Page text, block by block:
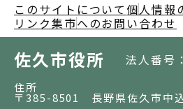
このサイトについて 個人情報
リンク集市へのお問い合わせ
佐久市役所 法人番号
住所
〒385-8501 長野県佐久市中